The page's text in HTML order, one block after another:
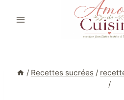
/ Recettes sucrées /
/